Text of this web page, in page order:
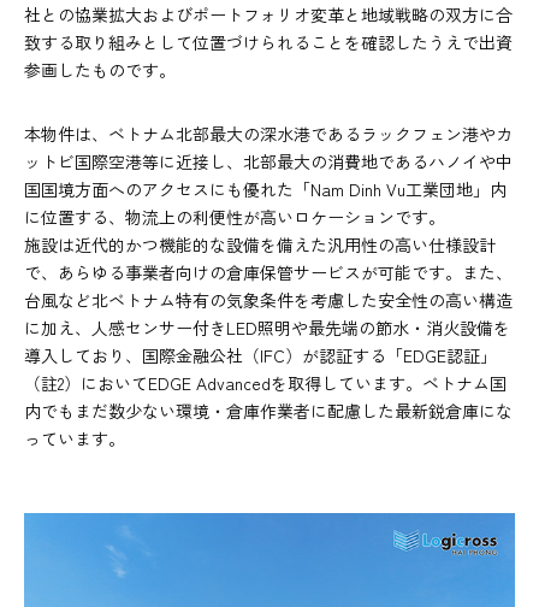
社との協業拡大およびポートフォリオ変革と地域戦略の双方に合
致する取り組みとして位置づけられることを確認したうえで出資
参画したものです。
本物件は、ベトナム北部最大の深水港であるラックフェン港やカ
ットビ国際空港等に近接し、北部最大の消費地であるハノイや中
国国境方面へのアクセスにも優れた「Nam Dinh Vu工業団地」内
に位置する、物流上の利便性が高いロケーションです。
施設は近代的かつ機能的な設備を備えた汎用性の高い仕様設計
で、あらゆる事業者向けの倉庫保管サービスが可能です。また、
台風など北ベトナム特有の気象条件を考慮した安全性の高い構造
に加え、人感センサー付きLED照明や最先端の節水・消火設備を
導入しており、国際金融公社（IFC）が認証する「EDGE認証」
（註2）においてEDGE Advancedを取得しています。ベトナム国
内でもまだ数少ない環境・倉庫作業者に配慮した最新鋭倉庫にな
っています。